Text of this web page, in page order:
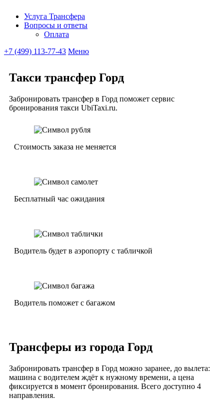
Ubitaxi
Услуга Трансфера
Вопросы и ответы
Оплата
+7 (499) 113-77-43 Меню
Такси трансфер Горд
Забронировать трансфер в Горд поможет сервис
бронирования такси UbiTaxi.ru.
Стоимость заказа не меняется
Бесплатный час ожидания
Водитель будет в аэропорту с табличкой
Водитель поможет с багажом
Трансферы из города Горд
Забронировать трансфер в Горд можно заранее, до вылета:
машина с водителем ждёт к нужному времени, а цена
фиксируется в момент бронирования. Всего доступно 4
направления.